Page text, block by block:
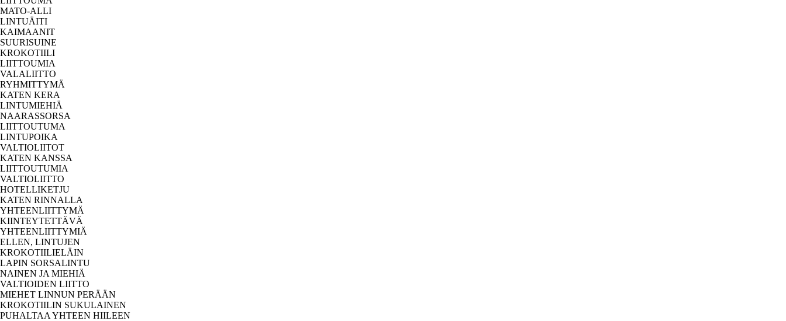
MATO-ALLI
LINTUÄITI
KAIMAANIT
SUURISUINE
KROKOTIILI
LIITTOUMIA
VALALIITTO
RYHMITTYMÄ
KATEN KERA
LINTUMIEHIÄ
NAARASSORSA
LIITTOUTUMA
LINTUPOIKA
VALTIOLIITOT
KATEN KANSSA
LIITTOUTUMIA
VALTIOLIITTO
HOTELLIKETJU
KATEN RINNALLA
YHTEENLIITTYMÄ
KIINTEYTETTÄVÄ
YHTEENLIITTYMIÄ
ELLEN, LINTUJEN
KROKOTIILIELÄIN
LAPIN SORSALINTU
NAINEN JA MIEHIÄ
VALTIOIDEN LIITTO
MIEHET LINNUN PERÄÄN
KROKOTIILIN SUKULAINEN
PUHALTAA YHTEEN HIILEEN